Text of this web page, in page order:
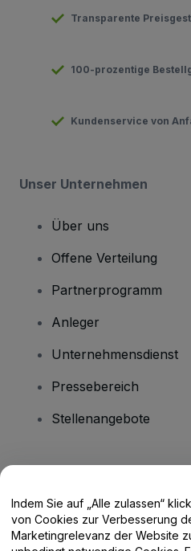
Transparente
100-prozentige
Kundenservice von
Unser Unternehmen
Über uns
Offene Verteilung
Partnerprogramm
Anleger
Unternehmensdienst
Pressebereich
Stellenangebote
Hilfe-Center / Kontakt
Indem Sie auf „Alle zulassen“
von Cookies zur Verbesserung
Marketingrelevanz der Website zu. Ansonsten verwenden wir